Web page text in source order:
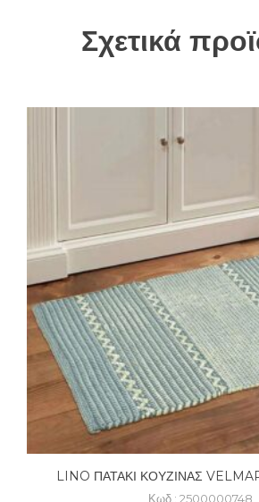
Σχετικά
LINO ΠΑΤΑΚΙ ΚΟΥΖΙΝΑΣ
Κωδ.: 2500000748